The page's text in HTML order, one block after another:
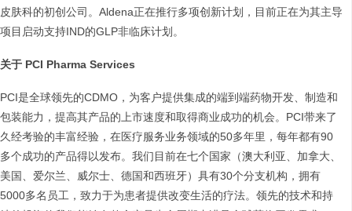
皮肤科的初创公司。Aldena正在推行多项创新计划，目前正在为其主导
项目启动支持IND的GLP非临床计划。
关于 PCI Pharma Services
PCI是全球领先的CDMO，为客户提供集成的端到端药物开发、制造和
包装能力，提高其产品的上市速度和取得商业成功的机会。PCI带来了
久经考验的丰富经验，在医疗服务业务领域的50多年里，每年都有90
多个成功的产品得以发布。我们目前在七个国家（澳大利亚、加拿大、
美国、爱尔兰、威尔士、德国和西班牙）具有30个分支机构，拥有
5000多名员工，致力于为患者提供改变生活的疗法。领先的技术和持